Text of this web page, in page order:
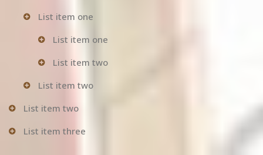
List item one
List item one
List item two
List item two
List item two
List item three